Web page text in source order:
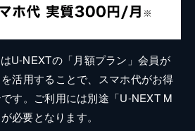
U-NEXTの「月額プラン」会員が
活用することで、スマホ代がお得
す。ご利用には別途「U-NEXT M
必要となります。